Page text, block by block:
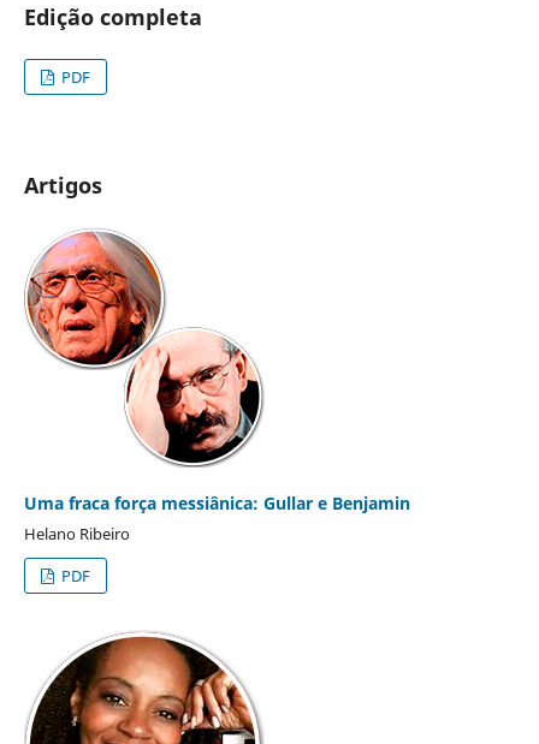
Edição completa
PDF
Artigos
Uma fraca força messiânica: Gullar e Benjamin
Helano Ribeiro
PDF